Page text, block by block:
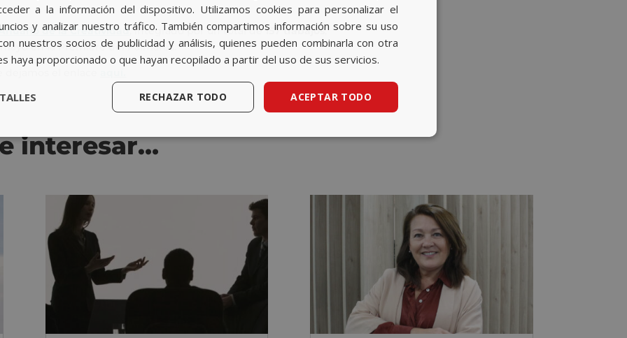
de la Creatividad, integrado por un total de157 trabajos,
en la Prémiere del Palmarés.
interesar…
BASQUE
CATALAN
ENGLISH
a la información del dispositivo. Utilizamos cookies para personalizar el
y analizar nuestro tráfico. También compartimos información sobre su uso
nuestros socios de publicidad y análisis, quienes pueden combinarla con otra
haya proporcionado o que hayan recopilado a partir del uso de sus servicios.
ACEPTAR TODO
RECHAZAR TODO